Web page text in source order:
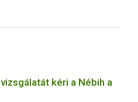
kéri a Nébih a